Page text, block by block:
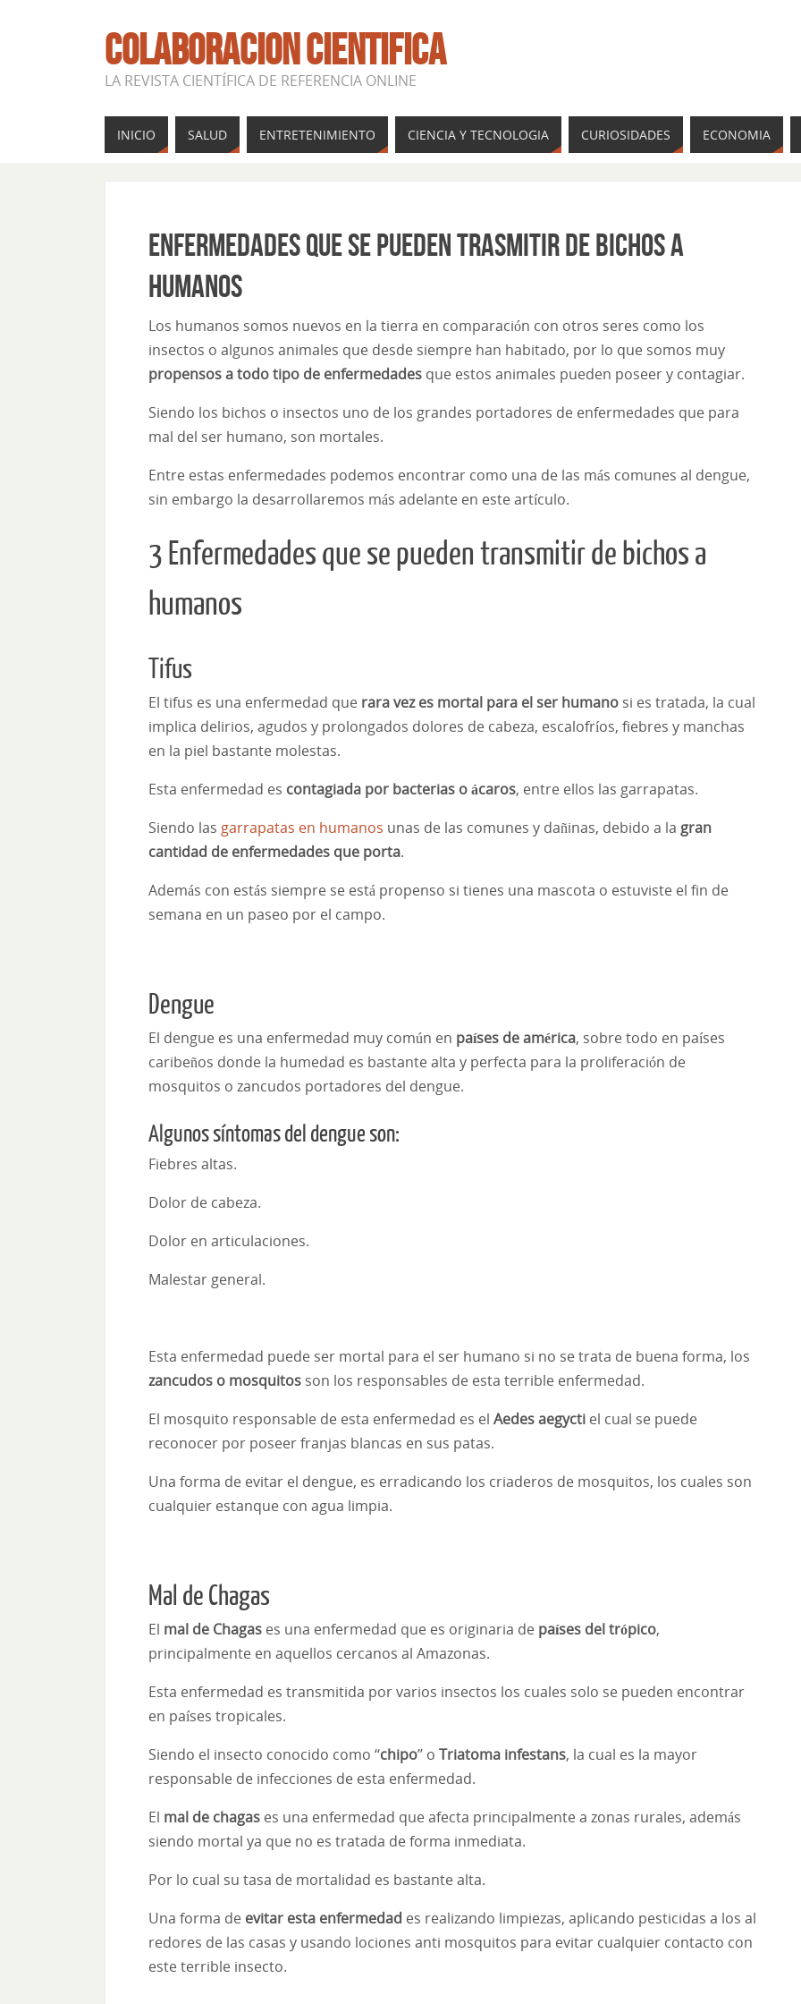
COLABORACION CIENTIFICA
LA REVISTA CIENTÍFICA DE REFERENCIA ONLINE
INICIO SALUD ENTRETENIMIENTO CIENCIA Y TECNOLOGIA CURIOSIDADES ECONOMIA
Enfermedades que se pueden trasmitir de bichos a
humanos
Los humanos somos nuevos en la tierra en comparación con otros seres como los
insectos o algunos animales que desde siempre han habitado, por lo que somos muy
propensos a todo tipo de enfermedades que estos animales pueden poseer y contagiar.
Siendo los bichos o insectos uno de los grandes portadores de enfermedades que para
mal del ser humano, son mortales.
Entre estas enfermedades podemos encontrar como una de las más comunes al dengue,
sin embargo la desarrollaremos más adelante en este artículo.
3 Enfermedades que se pueden transmitir de bichos a
humanos
Tifus
El tifus es una enfermedad que rara vez es mortal para el ser humano si es tratada, la cual
implica delirios, agudos y prolongados dolores de cabeza, escalofríos, fiebres y manchas
en la piel bastante molestas.
Esta enfermedad es contagiada por bacterias o ácaros, entre ellos las garrapatas.
Siendo las garrapatas en humanos unas de las comunes y dañinas, debido a la gran
cantidad de enfermedades que porta.
Además con estás siempre se está propenso si tienes una mascota o estuviste el fin de
semana en un paseo por el campo.
Dengue
El dengue es una enfermedad muy común en países de américa, sobre todo en países
caribeños donde la humedad es bastante alta y perfecta para la proliferación de
mosquitos o zancudos portadores del dengue.
Algunos síntomas del dengue son:
Fiebres altas.
Dolor de cabeza.
Dolor en articulaciones.
Malestar general.
Esta enfermedad puede ser mortal para el ser humano si no se trata de buena forma, los
zancudos o mosquitos son los responsables de esta terrible enfermedad.
El mosquito responsable de esta enfermedad es el Aedes aegycti el cual se puede
reconocer por poseer franjas blancas en sus patas.
Una forma de evitar el dengue, es erradicando los criaderos de mosquitos, los cuales son
cualquier estanque con agua limpia.
Mal de Chagas
El mal de Chagas es una enfermedad que es originaria de países del trópico,
principalmente en aquellos cercanos al Amazonas.
Esta enfermedad es transmitida por varios insectos los cuales solo se pueden encontrar
en países tropicales.
Siendo el insecto conocido como ‘‘chipo’’ o Triatoma infestans, la cual es la mayor
responsable de infecciones de esta enfermedad.
El mal de chagas es una enfermedad que afecta principalmente a zonas rurales, además
siendo mortal ya que no es tratada de forma inmediata.
Por lo cual su tasa de mortalidad es bastante alta.
Una forma de evitar esta enfermedad es realizando limpiezas, aplicando pesticidas a los al
redores de las casas y usando lociones anti mosquitos para evitar cualquier contacto con
este terrible insecto.